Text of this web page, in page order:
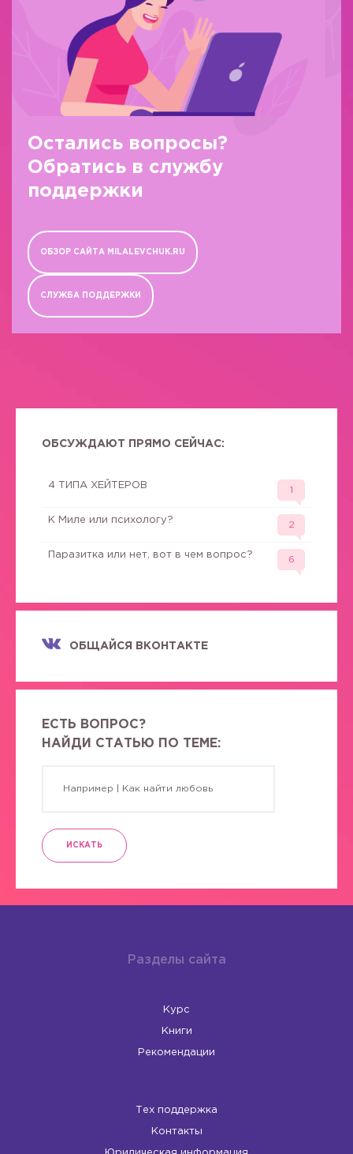
Остались вопросы?
Обратись в службу
поддержки
ОБЗОР САЙТА MILALEVCHUK.RU
СЛУЖБА ПОДДЕРЖКИ
ОБСУЖДАЮТ ПРЯМО СЕЙЧАС:
4 ТИПА ХЕЙТЕРОВ
1
К Миле или психологу?
2
Паразитка или нет, вот в чем вопрос?
6
ОБЩАЙСЯ ВКОНТАКТЕ
ЕСТЬ ВОПРОС?
НАЙДИ СТАТЬЮ ПО ТЕМЕ:
ИСКАТЬ
Разделы сайта
Курс
Книги
Рекомендации
Тех поддержка
Контакты